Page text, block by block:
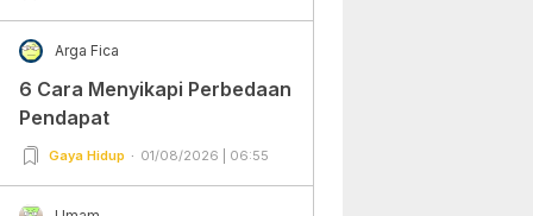
Arga Fica
6 Cara Menyikapi Perbedaan
Pendapat
Gaya Hidup 01/08/2026 | 06:55